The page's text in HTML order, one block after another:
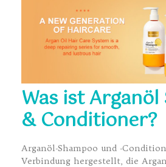
Was ist
& Conditioner?
Arganöl-Shampoo und -
Verbindung hergestellt, die